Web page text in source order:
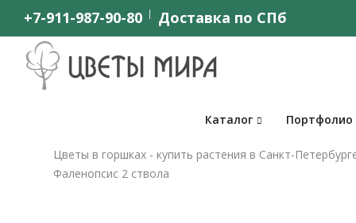
+7-911-987-90-80 Доставка по СПб
Каталог Портфолио
Цветы в горшках - купить растения в Санкт-
Фаленопсис 2 ствола